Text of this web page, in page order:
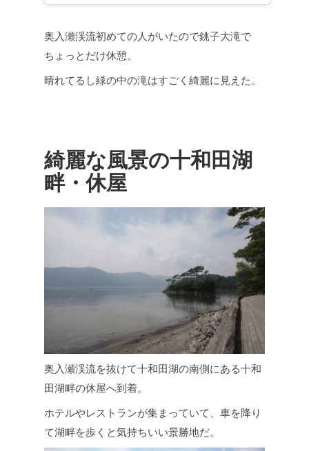
奥入瀬渓流初めての人がいたので銚子大滝で
ちょっとだけ休憩。
晴れてるし緑の中の滝はすごく綺麗に見えた。
綺麗な風景の十和田湖
畔・休屋
奥入瀬渓流を抜けて十和田湖の南側にある十和
田湖畔の休屋へ到着。
ホテルやレストランが集まっていて、車を降り
て湖畔を歩くと気持ちいい景勝地だ。